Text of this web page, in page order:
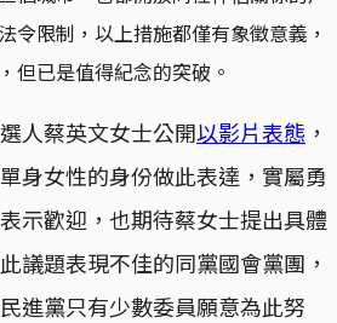
令限制，以上措施都僅有象徵意義，
但已是值得紀念的突破。
人蔡英文女士公開以影片表態 ，
身女性的身份做此表達，實屬勇
示歡迎，也期待蔡女士提出具體
議題表現不佳的同黨國會黨團，
進黨只有少數委員願意為此努